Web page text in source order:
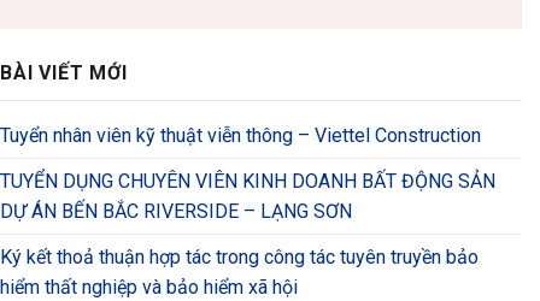
BÀI VIẾT MỚI
Tuyển nhân viên kỹ thuật viễn thông – Viettel Construction
TUYỂN DỤNG CHUYÊN VIÊN KINH DOANH BẤT ĐỘNG SẢN
DỰ ÁN BẾN BẮC RIVERSIDE – LẠNG SƠN
Ký kết thoả thuận hợp tác trong công tác tuyên truyền bảo
hiểm thất nghiệp và bảo hiểm xã hội